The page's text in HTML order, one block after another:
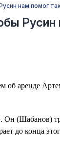
нам помог
аренде
(Шабанов)
до конца